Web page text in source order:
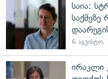
საია:
საქმეზე
6
ირაკლი